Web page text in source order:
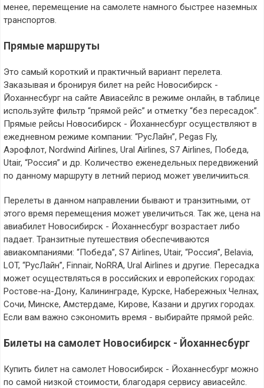
менее, перемещение на самолете намного быстрее наземных
транспортов.
Прямые маршруты
Это самый короткий и практичный вариант перелета.
Заказывая и бронируя билет на рейс Новосибирск -
Йоханнесбург на сайте Авиасейлс в режиме онлайн, в таблице
используйте фильтр “прямой рейс” и отметку “без пересадок”.
Прямые рейсы Новосибирск - Йоханнесбург осуществляют в
ежедневном режиме компании: “РусЛайн”, Pegas Fly,
Аэрофлот, Nordwind Airlines, Ural Airlines, S7 Airlines, Победа,
Utair, “Россия” и др. Количество еженедельных передвижений
по данному маршруту в летний период может увеличииться.
Перелеты в данном направлении бывают и транзитными, от
этого время перемещения может увеличиться. Так же, цена на
авиабилет Новосибирск - Йоханнесбург возрастает либо
падает. Транзитные путешествия обеспечиваются
авиакомпаниями: “Победа”, S7 Airlines, Utair, “Россия”, Belavia,
LOT, “РусЛайн”, Finnair, NoRRA, Ural Airlines и другие. Пересадка
может осуществляться в российских и европейских городах:
Ростове-на-Дону, Калининграде, Курске, Набережных Челнах,
Сочи, Минске, Амстердаме, Кирове, Казани и других городах.
Если вам важно сэкономить время - выбирайте прямой рейс.
Билеты на самолет Новосибирск - Йоханнесбург
Купить билет на самолет Новосибирск - Йоханнесбург можно
по самой низкой стоимости, благодаря сервису авиасейлс.